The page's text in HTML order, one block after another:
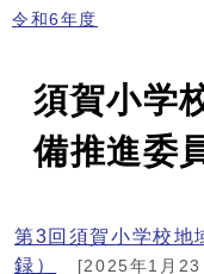
令和6年度
須賀小学
備推進委
第3回須賀小学校地
録）
[2025年1月23